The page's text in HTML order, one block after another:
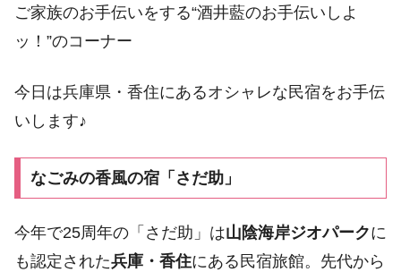
ご家族のお手伝いをする“酒井藍のお手伝いしよ
ッ！”のコーナー
今日は兵庫県・香住にあるオシャレな民宿をお手伝
いします♪
なごみの香風の宿「さだ助」
今年で25周年の「さだ助」は山陰海岸ジオパークに
も認定された兵庫・香住にある民宿旅館。先代から